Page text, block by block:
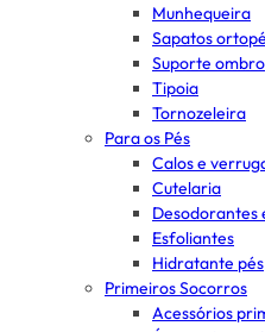
Munhequeira
Sapatos
Suporte ombro
Tipoia
Tornozeleira
Para os Pés
Calos e
Cutelaria
Desodorantes
Esfoliantes
Hidratante pés
Primeiros Socorros
Acessórios